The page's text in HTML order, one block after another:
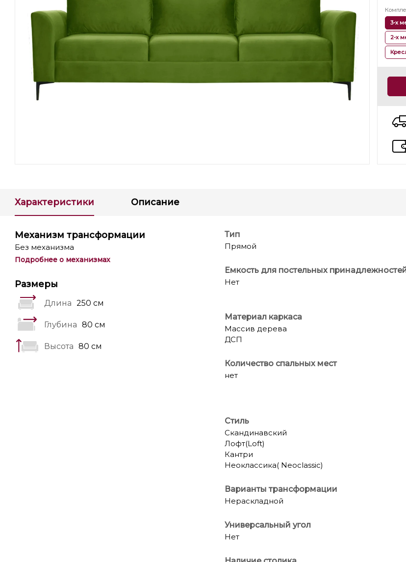
3-х
2-х
Характеристики Описание
Механизм трансформации
Без механизма
Подробнее о механизмах
Размеры
Длина 250 см
Глубина 80 см
Высота 80 см
Тип
Прямой
Емкость для постельных
Нет
Материал каркаса
Массив дерева
ДСП
Количество спальных мест
нет
Стиль
Скандинавский
Лофт(Loft)
Кантри
Неоклассика( Neoclassic)
Варианты трансформации
Нераскладной
Универсальный угол
Нет